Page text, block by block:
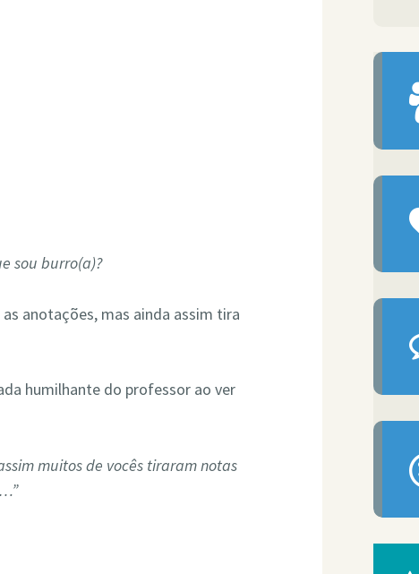
sou burro(a)?
anotações, mas ainda assim tira
humilhante do professor ao ver
muitos de vocês tiraram notas